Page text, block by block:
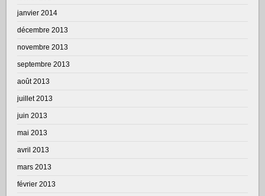
janvier 2014
décembre 2013
novembre 2013
septembre 2013
août 2013
juillet 2013
juin 2013
mai 2013
avril 2013
mars 2013
février 2013